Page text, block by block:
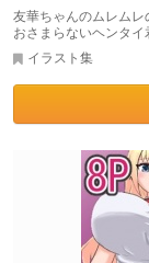
友華ちゃんのムレム
おさまらないヘンタイ
イラスト集